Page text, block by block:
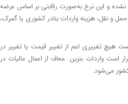
نشده و این نرخ به‌صورت رقابتی بر اساس عرضه
و نقل، هزینه واردات بنادر کشوری یا گمرک،
هیچ تغییری اعم از تغییر قیمت یا تغییر در
است واردات بنزین معاف از اعمال مالیات در
می‌شود.